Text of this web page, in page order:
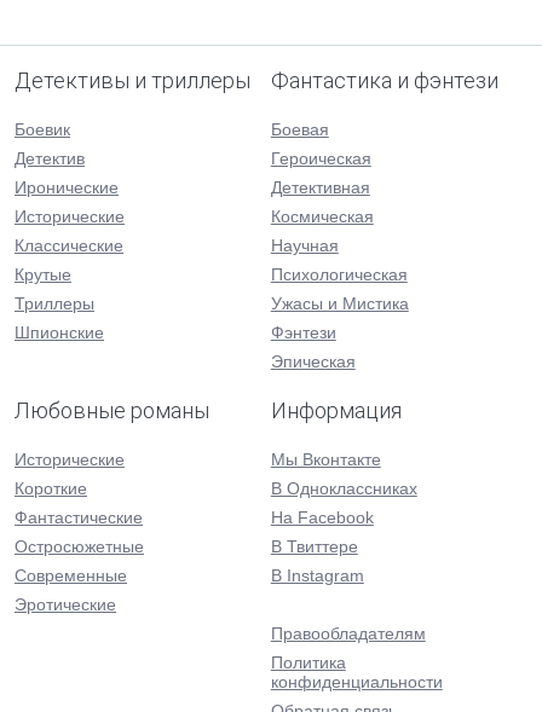
Детективы и триллеры
Боевик
Детектив
Иронические
Исторические
Классические
Крутые
Триллеры
Шпионские
Фантастика и фэнтези
Боевая
Героическая
Детективная
Космическая
Научная
Психологическая
Ужасы и Мистика
Фэнтези
Эпическая
Любовные романы
Исторические
Короткие
Фантастические
Остросюжетные
Современные
Эротические
Информация
Мы Вконтакте
В Одноклассниках
На Facebook
В Твиттере
В Instagram
Правообладателям
Политика
конфиденциальности